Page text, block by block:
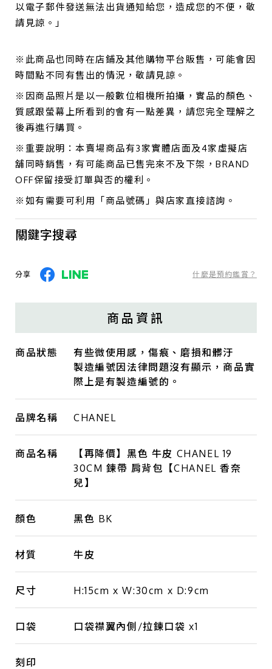
以電子郵件發送無法出貨通知給您，造成您的不便，敬
請見諒。」
※此商品也同時在店鋪及其他購物平台販售，可能會因
時間點不同有售出的情況，敬請見諒。
※因商品照片是以一般數位相機所拍攝，實品的顏色、
質感跟螢幕上所看到的會有一點差異，請您完全理解之
後再進行購買。
※重要說明：本賣場商品有3家實體店面及4家虛擬店
舖同時銷售，有可能商品已售完來不及下架，BRAND
OFF保留接受訂單與否的權利。
※如有需要可利用「商品號碼」與店家直接諮詢。
關鍵字搜尋
分享 什麼是預約鑑賞？
商品資訊
商品狀態
有些微使用感，傷痕、磨損和髒汙
製造編號因法律問題沒有顯示，商品實
際上是有製造編號的。
品牌名稱 CHANEL
商品名稱
【再降價】黑色 牛皮 CHANEL 19
30CM 鍊帶 肩背包【CHANEL 香奈
兒】
顏色 黑色 BK
材質 牛皮
尺寸 H:15cm x W:30cm x D:9cm
口袋 口袋襟翼內側/拉鍊口袋 x1
刻印